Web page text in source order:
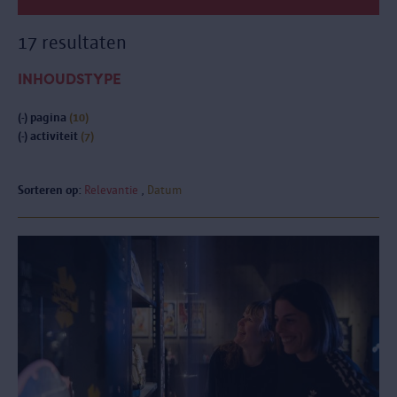
17 resultaten
INHOUDSTYPE
(-) pagina (10)
(-) activiteit (7)
Sorteren op: Relevantie Datum